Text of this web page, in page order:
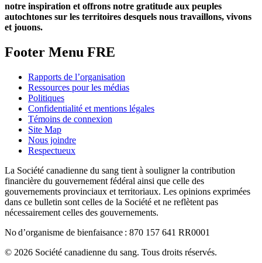
notre inspiration et offrons notre gratitude aux peuples
autochtones sur les territoires desquels nous travaillons, vivons
et jouons.
Footer Menu FRE
Rapports de l’organisation
Ressources pour les médias
Politiques
Confidentialité et mentions légales
Témoins de connexion
Site Map
Nous joindre
Respectueux
La Société canadienne du sang tient à souligner la contribution
financière du gouvernement fédéral ainsi que celle des
gouvernements provinciaux et territoriaux. Les opinions exprimées
dans ce bulletin sont celles de la Société et ne reflètent pas
nécessairement celles des gouvernements.
No d’organisme de bienfaisance : 870 157 641 RR0001
© 2026 Société canadienne du sang. Tous droits réservés.